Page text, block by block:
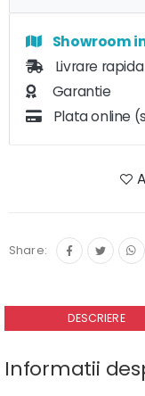
Showroom
Livrare
Garantie
Plata online
Share:
DESCRIERE
Informatii